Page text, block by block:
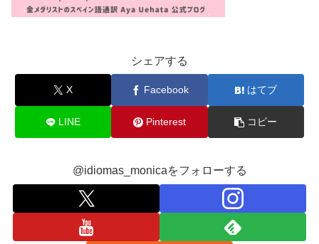
シェアする
X Facebook はてブ
LINE Pinterest コピー
@idiomas_monicaをフォローする